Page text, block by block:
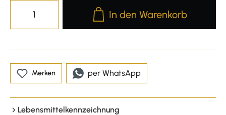
Produkt Anzahl: Gib den
In den Warenkorb
Merken per WhatsApp
Lebensmittelkennzeichnung